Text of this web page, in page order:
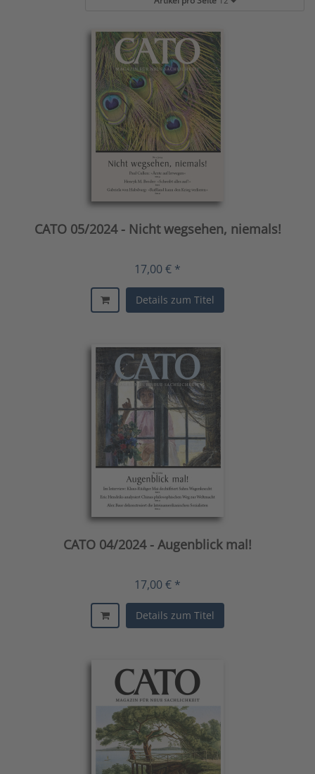
CATO 05/2024 - Nicht wegsehen, niemals!
17,00 € *
Details zum Titel
CATO 04/2024 - Augenblick mal!
17,00 € *
Details zum Titel